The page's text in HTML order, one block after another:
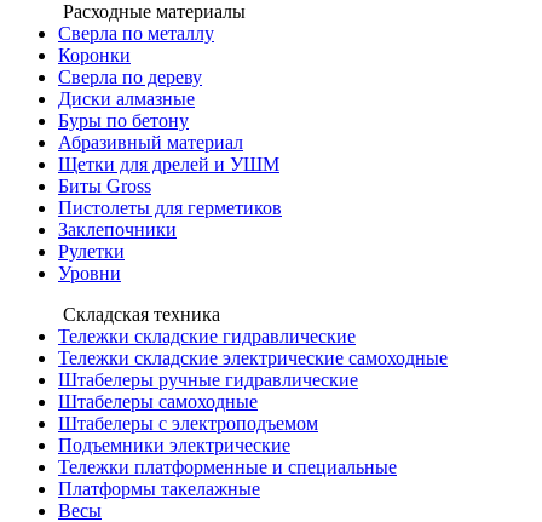
Расходные материалы
Сверла по металлу
Коронки
Сверла по дереву
Диски алмазные
Буры по бетону
Абразивный материал
Щетки для дрелей и УШМ
Биты Gross
Пистолеты для герметиков
Заклепочники
Рулетки
Уровни
Складская техника
Тележки складские гидравлические
Тележки складские электрические самоходные
Штабелеры ручные гидравлические
Штабелеры самоходные
Штабелеры с электроподъемом
Подъемники электрические
Тележки платформенные и специальные
Платформы такелажные
Весы